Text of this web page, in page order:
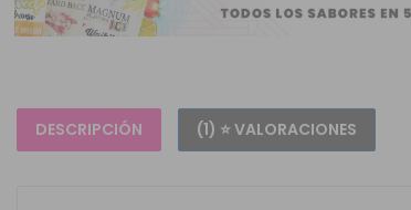
DESCRIPCIÓN (1) ⭐ VALORACIONES